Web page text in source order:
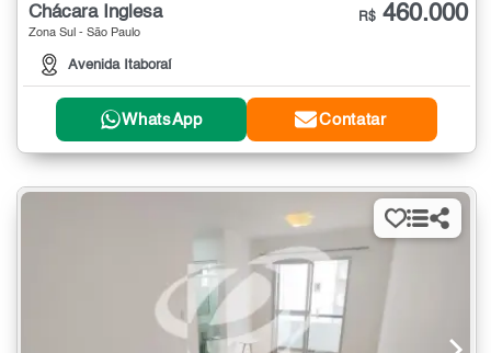
Chácara Inglesa
Zona Sul - São Paulo
Avenida Itaboraí
R$ 460.000
WhatsApp Contatar